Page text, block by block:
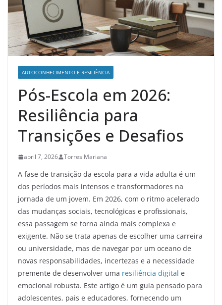
AUTOCONHECIMENTO E RESILIÊNCIA
Pós-Escola em 2026:
Resiliência para
Transições e Desafios
abril 7, 2026 Torres Mariana
A fase de transição da escola para a vida adulta é um
dos períodos mais intensos e transformadores na
jornada de um jovem. Em 2026, com o ritmo acelerado
das mudanças sociais, tecnológicas e profissionais,
essa passagem se torna ainda mais complexa e
exigente. Não se trata apenas de escolher uma carreira
ou universidade, mas de navegar por um oceano de
novas responsabilidades, incertezas e a necessidade
premente de desenvolver uma resiliência digital e
emocional robusta. Este artigo é um guia pensado para
adolescentes, pais e educadores, fornecendo um